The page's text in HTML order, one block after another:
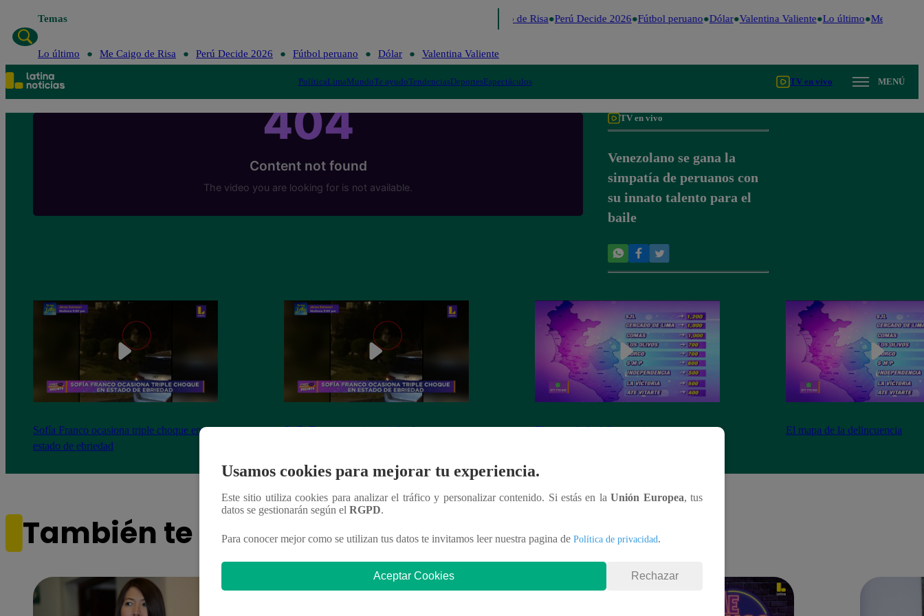
Temas Me Caigo de Risa Perú Decide 2026 Fútbol peruano Dólar Valentina Valiente Lo último Me Caigo de
Lo último Me Caigo de Risa Perú Decide 2026 Fútbol peruano Dólar Valentina Valiente
PolíticaLimaMundoTe ayudoTendenciasDeportesEspectáculos TV en vivo MENÚ
TV en vivo
Venezolano se gana la
simpatía de peruanos con
su innato talento para el
baile
Sofía Franco ocasiona triple choque en
estado de ebriedad
Sofía Franco ocasiona triple choque en
El mapa de la delincuencia El mapa de la delincuencia
También te puede interesar
Usamos cookies para mejorar tu experiencia.
Este sitio utiliza cookies para analizar el tráfico y personalizar contenido. Si estás en laUnión Europea, tus
datos se gestionarán según el RGPD.
Para conocer mejor como se utilizan tus datos te invitamos leer nuestra pagina de Política de privacidad.
Aceptar Cookies Rechazar